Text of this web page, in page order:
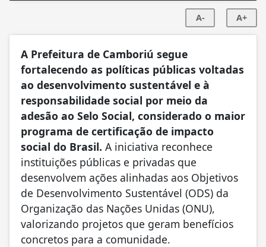
A- A+
A Prefeitura de Camboriú segue
fortalecendo as políticas públicas voltadas
ao desenvolvimento sustentável e à
responsabilidade social por meio da
adesão ao Selo Social, considerado o maior
programa de certificação de impacto
social do Brasil. A iniciativa reconhece
instituições públicas e privadas que
desenvolvem ações alinhadas aos Objetivos
de Desenvolvimento Sustentável (ODS) da
Organização das Nações Unidas (ONU),
valorizando projetos que geram benefícios
concretos para a comunidade.